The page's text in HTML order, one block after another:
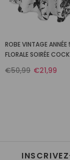
ROBE VINTAGE ANNÉE
FLORALE SOIRÉE
€50,99 €21,99